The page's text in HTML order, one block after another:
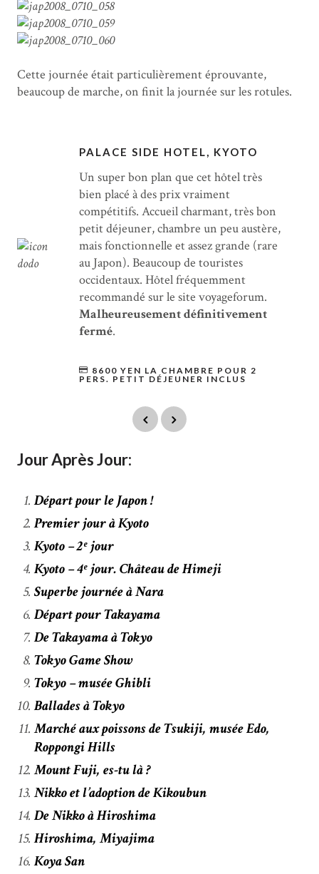
Cette journée était particulièrement éprouvante,
beaucoup de marche, on finit la journée sur les rotules.
PALACE SIDE HOTEL, KYOTO
Un super bon plan que cet hôtel très
bien placé à des prix vraiment
compétitifs. Accueil charmant, très bon
petit déjeuner, chambre un peu austère,
mais fonctionnelle et assez grande (rare
au Japon). Beaucoup de touristes
occidentaux. Hôtel fréquemment
recommandé sur le site voyageforum.
Malheureusement définitivement
fermé.
8600 YEN LA CHAMBRE POUR 2
PERS. PETIT DÉJEUNER INCLUS
Jour Après Jour:
Départ pour le Japon !
Premier jour à Kyoto
Kyoto – 2ᵉ jour
Kyoto – 4ᵉ jour. Château de Himeji
Superbe journée à Nara
Départ pour Takayama
De Takayama à Tokyo
Tokyo Game Show
Tokyo – musée Ghibli
Ballades à Tokyo
Marché aux poissons de Tsukiji, musée Edo,
Roppongi Hills
Mount Fuji, es-tu là ?
Nikko et l’adoption de Kikoubun
De Nikko à Hiroshima
Hiroshima, Miyajima
Koya San